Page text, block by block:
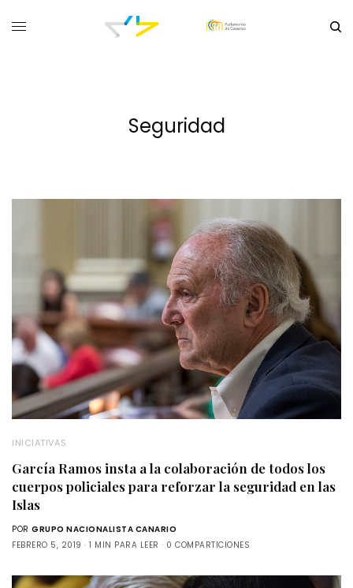
Seguridad
INICIATIVAS
García Ramos insta a la colaboración de todos los
cuerpos policiales para reforzar la seguridad en las
Islas
POR GRUPO NACIONALISTA CANARIO
FEBRERO 5, 2019
1 MIN PARA LEER 0 COMPARTICIONES